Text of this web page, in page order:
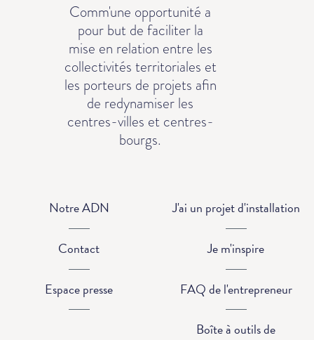
Comm'une opportunité a
pour but de faciliter la
mise en relation entre les
collectivités territoriales et
les porteurs de projets afin
de redynamiser les
centres-villes et centres-
bourgs.
Notre ADN
Contact
Espace presse
J'ai un projet d'installation
Je m'inspire
FAQ de l'entrepreneur
Boîte à outils de